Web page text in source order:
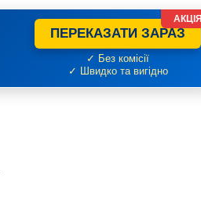
ПЕРЕКАЗАТИ ЗАРАЗ
✓ Без комісії
✓ Швидко та вигідно
АКЦІЯ